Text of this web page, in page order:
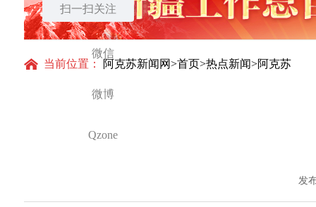
扫一扫关注
微信
微博
Qzone
卷”
当前位置： 阿克苏新闻网>首页>热点新闻>阿克苏
发